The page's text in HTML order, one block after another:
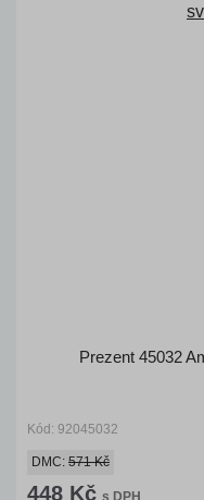
Prezent 45032
Kód: 92045032
DMC: 571 Kč
448 Kč s DPH